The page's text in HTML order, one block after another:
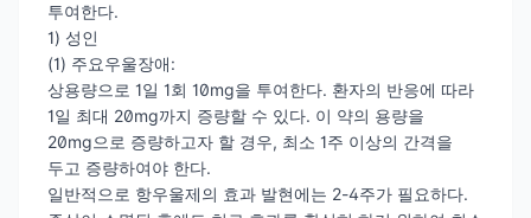
투여한다.
1) 성인
(1) 주요우울장애:
상용량으로 1일 1회 10mg을 투여한다. 환자의 반응에 따라
1일 최대 20mg까지 증량할 수 있다. 이 약의 용량을
20mg으로 증량하고자 할 경우, 최소 1주 이상의 간격을
두고 증량하여야 한다.
일반적으로 항우울제의 효과 발현에는 2-4주가 필요하다.